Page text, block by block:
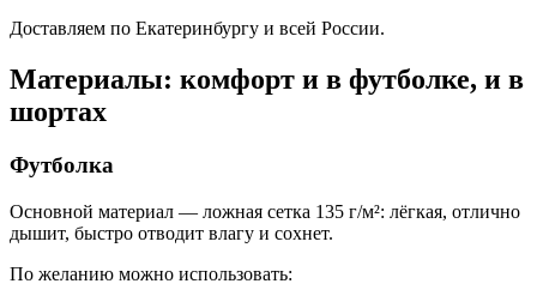
Доставляем по Екатеринбургу и всей России.
Материалы: комфорт и в футболке, и в
шортах
Футболка
Основной материал — ложная сетка 135 г/м²: лёгкая, отлично
дышит, быстро отводит влагу и сохнет.
По желанию можно использовать: